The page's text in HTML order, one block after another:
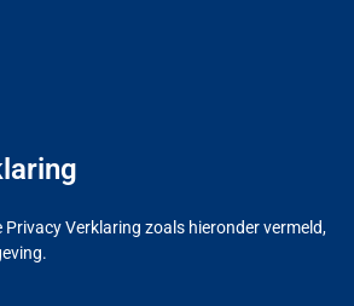
Verklaring zoals hieronder vermeld,